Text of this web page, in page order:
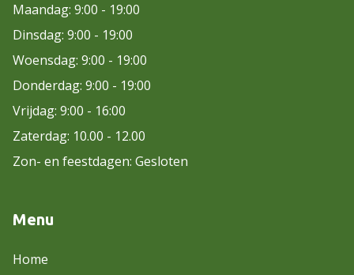
Maandag: 9:00 - 19:00
Dinsdag: 9:00 - 19:00
Woensdag: 9:00 - 19:00
Donderdag: 9:00 - 19:00
Vrijdag: 9:00 - 16:00
Zaterdag: 10.00 - 12.00
Zon- en feestdagen: Gesloten
Menu
Home